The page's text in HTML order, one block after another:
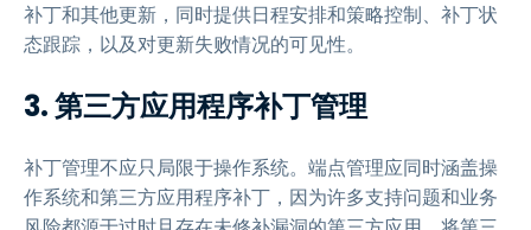
补丁和其他更新，同时提供日程安排和策略控制、补丁状
态跟踪，以及对更新失败情况的可见性。
3. 第三方应用程序补丁管理
补丁管理不应只局限于操作系统。端点管理应同时涵盖操
作系统和第三方应用程序补丁，因为许多支持问题和业务